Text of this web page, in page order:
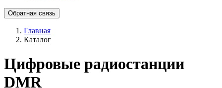
Обратная связь
Главная
Каталог
Цифровые радиостанции
DMR